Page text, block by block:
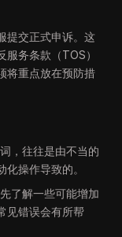
提交正式申诉。这
务条款（TOS）
将重点放在预防措
，往往是由不当的
操作导致的。
了解一些可能增加
见错误会有所帮